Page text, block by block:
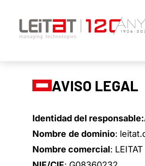
AVISO LEGAL
Identidad del responsable:
Nombre de dominio:
Nombre comercial: LEITAT